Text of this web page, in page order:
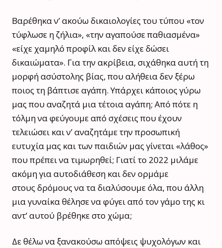
Βαρέθηκα ν’ ακούω δικαιολογίες του τύπου «τον
τύφλωσε η ζήλια», «την αγαπούσε παθιασμένα»
«είχε χαμηλό προφίλ και δεν είχε δώσει
δικαιώματα». Για την ακρίβεια, σιχάθηκα αυτή τη
μορφή ασύστολης βίας, που αλήθεια δεν ξέρω
ποιος τη βάπτισε αγάπη. Υπάρχει κάποιος γύρω
μας που αναζητά μια τέτοια αγάπη; Από πότε η
τόλμη να φεύγουμε από σχέσεις που έχουν
τελειώσει και ν’ αναζητάμε την προσωπική
ευτυχία μας και των παιδιών μας γίνεται «λάθος»
που πρέπει να τιμωρηθεί; Γιατί το 2022 μιλάμε
ακόμη για αυτοδιάθεση και δεν ορμάμε
στους δρόμους να τα διαλύσουμε όλα, που άλλη
μια γυναίκα θέλησε να φύγει από τον γάμο της κι
αντ’ αυτού βρέθηκε στο χώμα;
Δε θέλω να ξανακούσω απόψεις ψυχολόγων και